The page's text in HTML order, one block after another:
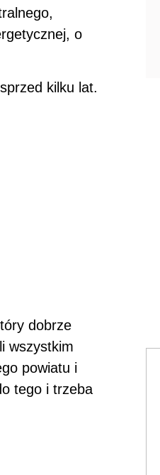
o
kilku lat.
dobrze
wszystkim
powiatu i
tego i trzeba